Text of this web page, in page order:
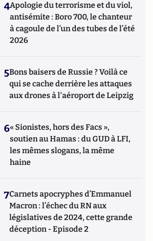
4Apologie du terrorisme et du viol,
antisémite : Boro 700, le chanteur
à cagoule de l’un des tubes de l’été
2026
5Bons baisers de Russie ? Voilà ce
qui se cache derrière les attaques
aux drones à l'aéroport de Leipzig
6« Sionistes, hors des Facs »,
soutien au Hamas : du GUD à LFI,
les mêmes slogans, la même
haine
7Carnets apocryphes d’Emmanuel
Macron : l’échec du RN aux
législatives de 2024, cette grande
déception - Episode 2